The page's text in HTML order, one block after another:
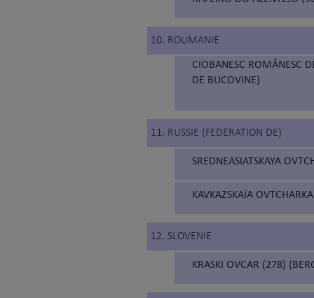
10. ROUMANIE
CIOBANESC ROMÂNESC
DE BUCOVINE)
11. RUSSIE (FEDERATION DE)
SREDNEASIATSKAYA
KAVKAZSKAÏA
12. SLOVENIE
KRASKI OVCAR (278)